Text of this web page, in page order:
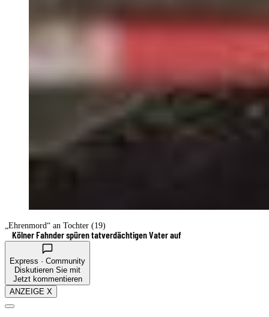
„Ehrenmord“ an Tochter (19)
Kölner Fahnder spüren tatverdächtigen Vater auf
Express · Community
Diskutieren Sie mit
Jetzt kommentieren
ANZEIGE X